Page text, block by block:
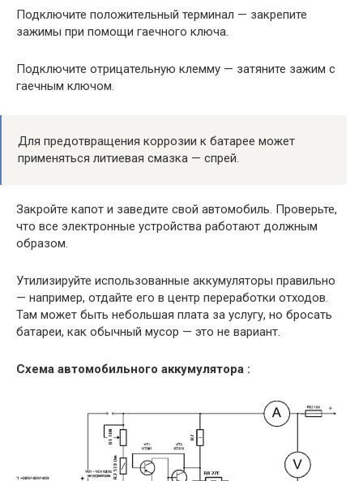
Подключите положительный терминал — закрепите
зажимы при помощи гаечного ключа.
Подключите отрицательную клемму — затяните зажим с
гаечным ключом.
Для предотвращения коррозии к батарее может
применяться литиевая смазка — спрей.
Закройте капот и заведите свой автомобиль. Проверьте,
что все электронные устройства работают должным
образом.
Утилизируйте использованные аккумуляторы правильно
— например, отдайте его в центр переработки отходов.
Там может быть небольшая плата за услугу, но бросать
батареи, как обычный мусор — это не вариант.
Схема автомобильного аккумулятора :